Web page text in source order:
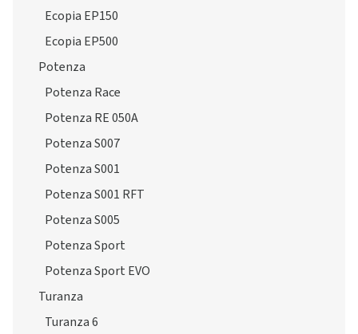
Ecopia EP150
Ecopia EP500
Potenza
Potenza Race
Potenza RE 050A
Potenza S007
Potenza S001
Potenza S001 RFT
Potenza S005
Potenza Sport
Potenza Sport EVO
Turanza
Turanza 6